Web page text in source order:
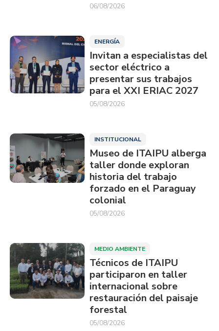
06/08/2026
ENERGÍA
Invitan a especialistas del
sector eléctrico a
presentar sus trabajos
para el XXI ERIAC 2027
05/08/2026
INSTITUCIONAL
Museo de ITAIPU alberga
taller donde exploran
historia del trabajo
forzado en el Paraguay
colonial
05/08/2026
MEDIO AMBIENTE
Técnicos de ITAIPU
participaron en taller
internacional sobre
restauración del paisaje
forestal
05/08/2026